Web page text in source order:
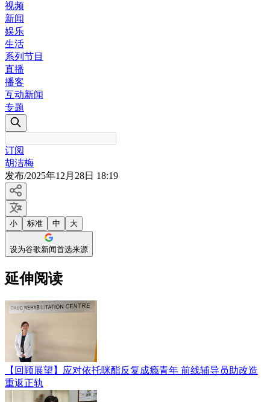
视频
新闻
娱乐
生活
系列节目
直播
播客
互动新闻
专题
订阅
胡洁梅
发布/2025年12月28日 18:19
小 标准 中 大
设为谷歌新闻首选来源
延伸阅读
【回顾展望】应对依托咪酯反复成瘾青年 前线辅导员助改造
重返正轨